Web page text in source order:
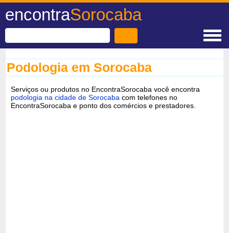
encontraSorocaba
Podologia em Sorocaba
Serviços ou produtos no EncontraSorocaba você encontra
podologia na cidade de Sorocaba com telefones no
EncontraSorocaba e ponto dos comércios e prestadores.